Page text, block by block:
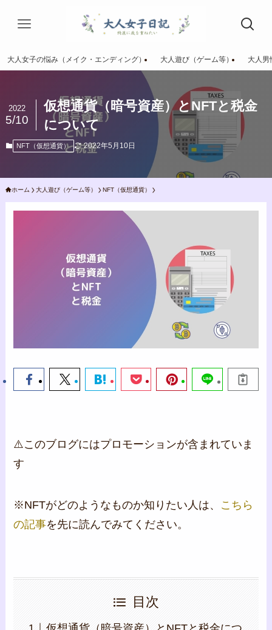
大人女子の悩み（メイク・エンディング） 大人遊び（ゲーム等） 大人男
仮想通貨（暗号資産）とNFTと税金
について
2022
5/10
NFT（仮想通貨） 2022年5月10日
ホーム 大人遊び（ゲーム等） NFT（仮想通貨）
⚠️このブログにはプロモーションが含まれていま
す
※NFTがどのようなものか知りたい人は、 こちら
の記事を先に読んでみてください。
目次